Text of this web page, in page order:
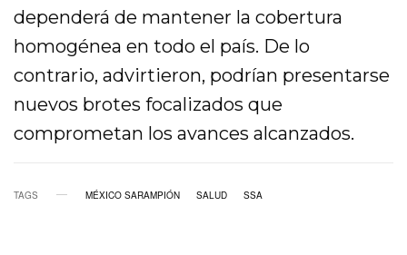
dependerá de mantener la cobertura
homogénea en todo el país. De lo
contrario, advirtieron, podrían presentarse
nuevos brotes focalizados que
comprometan los avances alcanzados.
TAGS MÉXICO SARAMPIÓN SALUD SSA